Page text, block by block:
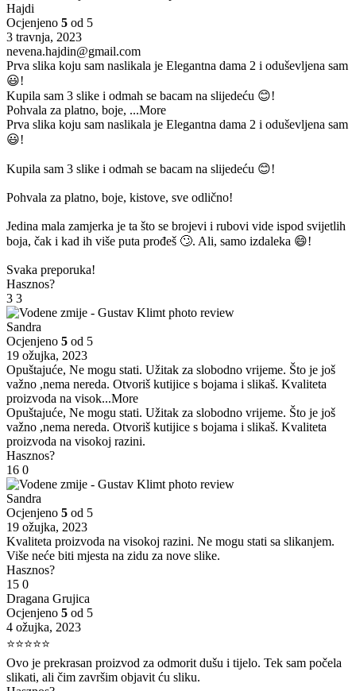
Hajdi
Ocjenjeno 5 od 5
3 travnja, 2023
nevena.hajdin@gmail.com
Prva slika koju sam naslikala je Elegantna dama 2 i oduševljena sam
😃!
Kupila sam 3 slike i odmah se bacam na slijedeću 😊!
Pohvala za platno, boje, ...More
Prva slika koju sam naslikala je Elegantna dama 2 i oduševljena sam
😃!
Kupila sam 3 slike i odmah se bacam na slijedeću 😊!
Pohvala za platno, boje, kistove, sve odlično!
Jedina mala zamjerka je ta što se brojevi i rubovi vide ispod svijetlih
boja, čak i kad ih više puta prođeš 🙄. Ali, samo izdaleka 😄!
Svaka preporuka!
Hasznos?
3 3
Sandra
Ocjenjeno 5 od 5
19 ožujka, 2023
Opuštajuće, Ne mogu stati. Užitak za slobodno vrijeme. Što je još
važno ,nema nereda. Otvoriš kutijice s bojama i slikaš. Kvaliteta
proizvoda na visok...More
Opuštajuće, Ne mogu stati. Užitak za slobodno vrijeme. Što je još
važno ,nema nereda. Otvoriš kutijice s bojama i slikaš. Kvaliteta
proizvoda na visokoj razini.
Hasznos?
16 0
Sandra
Ocjenjeno 5 od 5
19 ožujka, 2023
Kvaliteta proizvoda na visokoj razini. Ne mogu stati sa slikanjem.
Više neće biti mjesta na zidu za nove slike.
Hasznos?
15 0
Dragana Grujica
Ocjenjeno 5 od 5
4 ožujka, 2023
⭐⭐⭐⭐⭐
Ovo je prekrasan proizvod za odmorit dušu i tijelo. Tek sam počela
slikati, ali čim završim objavit ću sliku.